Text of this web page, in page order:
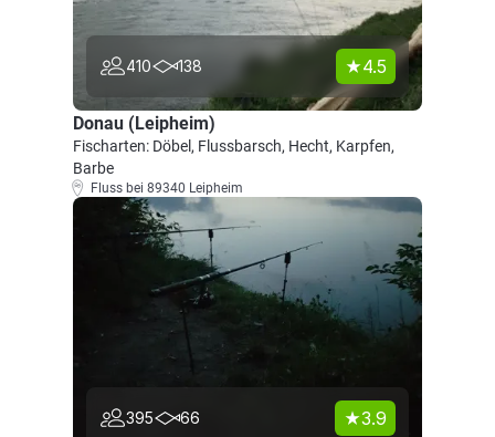
410 138 4.5
Donau (Leipheim)
Fischarten: Döbel, Flussbarsch, Hecht, Karpfen,
Barbe
Fluss bei 89340 Leipheim
395 66 3.9